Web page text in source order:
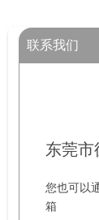
联系我们
东莞市
您也可以
箱